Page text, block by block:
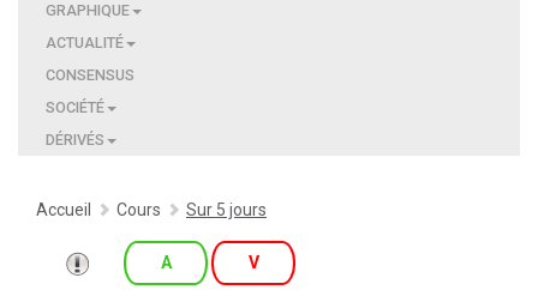
GRAPHIQUE
ACTUALITÉ
CONSENSUS
SOCIÉTÉ
DÉRIVÉS
Accueil Cours Sur 5 jours
A V